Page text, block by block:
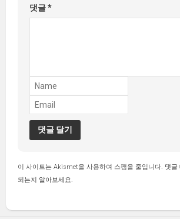
댓글*
이 사이트는 Akismet을 사용하여 스팸을 줄입니다. 댓글
되는지 알아보세요.